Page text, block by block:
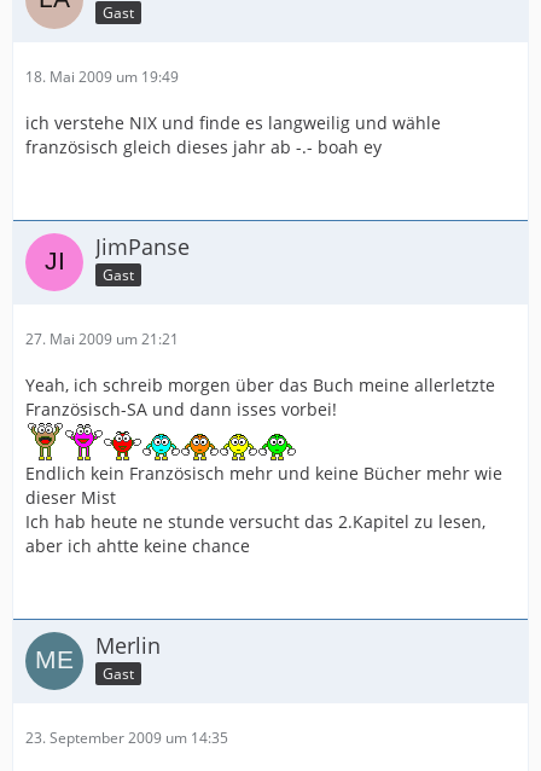
Gast
18. Mai 2009 um 19:49
ich verstehe NIX und finde es langweilig und wähle
französisch gleich dieses jahr ab -.- boah ey
JimPanse
Gast
27. Mai 2009 um 21:21
Yeah, ich schreib morgen über das Buch meine allerletzte
Französisch-SA und dann isses vorbei!
Endlich kein Französisch mehr und keine Bücher mehr wie
dieser Mist
Ich hab heute ne stunde versucht das 2.Kapitel zu lesen,
aber ich ahtte keine chance
Merlin
Gast
23. September 2009 um 14:35